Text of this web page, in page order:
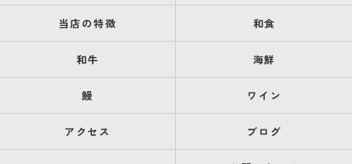
当店の特徴 和食
和牛 海鮮
鰻 ワイン
アクセス ブログ